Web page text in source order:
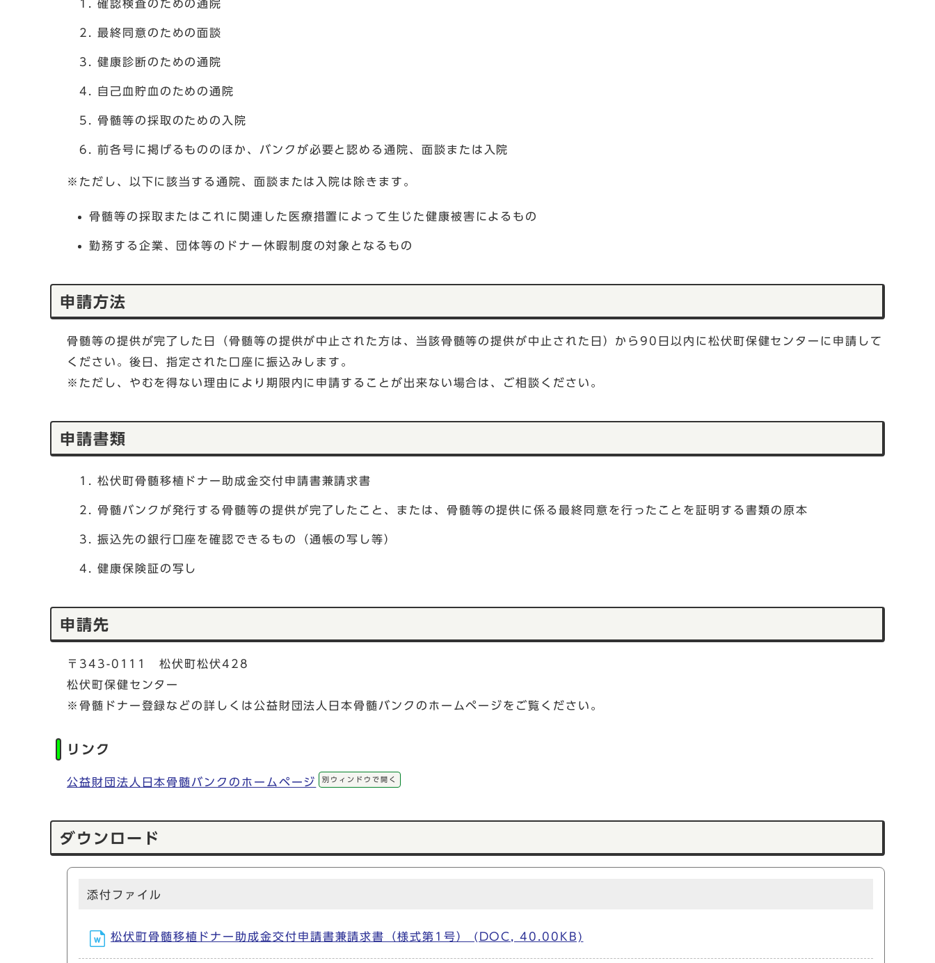
確認検査のための通院
最終同意のための面談
健康診断のための通院
自己血貯血のための通院
骨髄等の採取のための入院
前各号に掲げるもののほか、バンクが必要と認める通院、面談または入院
※ただし、以下に該当する通院、面談または入院は除きます。
骨髄等の採取またはこれに関連した医療措置によって生じた健康被害によるもの
勤務する企業、団体等のドナー休暇制度の対象となるもの
申請方法
骨髄等の提供が完了した日（骨髄等の提供が中止された方は、当該骨髄等の提供が中止された日）から90日以内に松伏町保健センターに申請して
ください。後日、指定された口座に振込みします。
※ただし、やむを得ない理由により期限内に申請することが出来ない場合は、ご相談ください。
申請書類
松伏町骨髄移植ドナー助成金交付申請書兼請求書
骨髄バンクが発行する骨髄等の提供が完了したこと、または、骨髄等の提供に係る最終同意を行ったことを証明する書類の原本
振込先の銀行口座を確認できるもの（通帳の写し等）
健康保険証の写し
申請先
〒343-0111 松伏町松伏428
松伏町保健センター
※骨髄ドナー登録などの詳しくは公益財団法人日本骨髄バンクのホームページをご覧ください。
リンク
公益財団法人日本骨髄バンクのホームページ 別ウィンドウで開く
ダウンロード
添付ファイル
松伏町骨髄移植ドナー助成金交付申請書兼請求書（様式第1号） (DOC, 40.00KB)